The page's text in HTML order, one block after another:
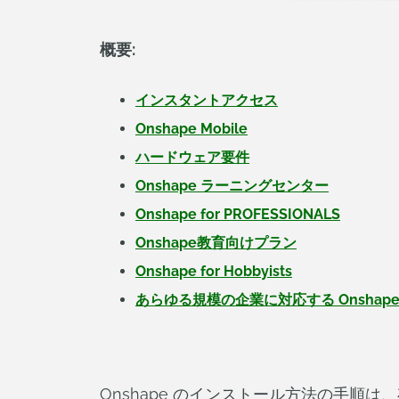
概要:
インスタントアクセス
Onshape Mobile
ハードウェア要件
Onshape ラーニングセンター
Onshape for PROFESSIONALS
Onshape教育向けプラン
Onshape for Hobbyists
あらゆる規模の企業に対応する Onshape
Onshape のインストール方法の手順は、